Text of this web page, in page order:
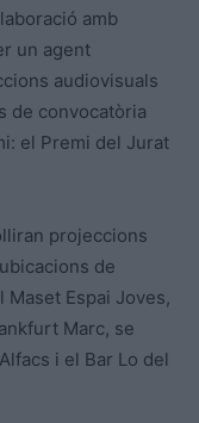
amb
un agent
audiovisuals
de convocatòria
el Premi del Jurat
projeccions
de
Maset Espai Joves,
Marc, se
i el Bar Lo del